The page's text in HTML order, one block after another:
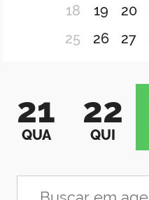
18
19 20
25
26 27
21
QUA
22
QUI